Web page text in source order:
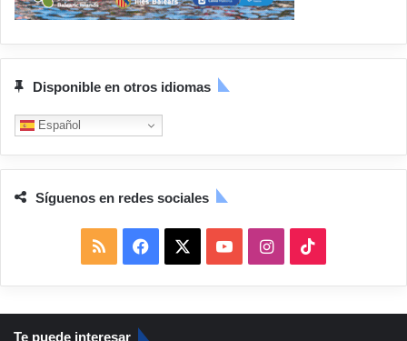
Disponible en otros idiomas
Español
Síguenos en redes sociales
S
S
a
c
o
u
I
n
s
i
k
Te puede interesar